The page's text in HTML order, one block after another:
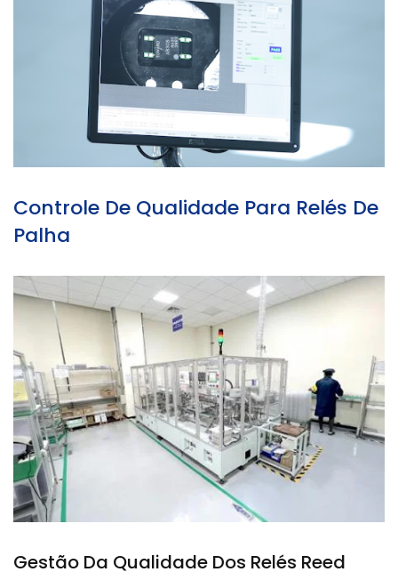
Controle De Qualidade Para Relés De
Palha
Gestão Da Qualidade Dos Relés Reed